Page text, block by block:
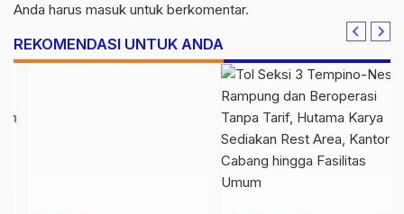
Anda harus masuk untuk berkomentar.
REKOMENDASI UNTUK ANDA